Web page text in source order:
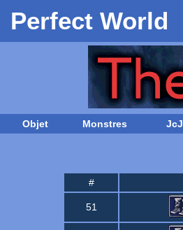
Perfect World
Objet Monstres JcJ
#
51